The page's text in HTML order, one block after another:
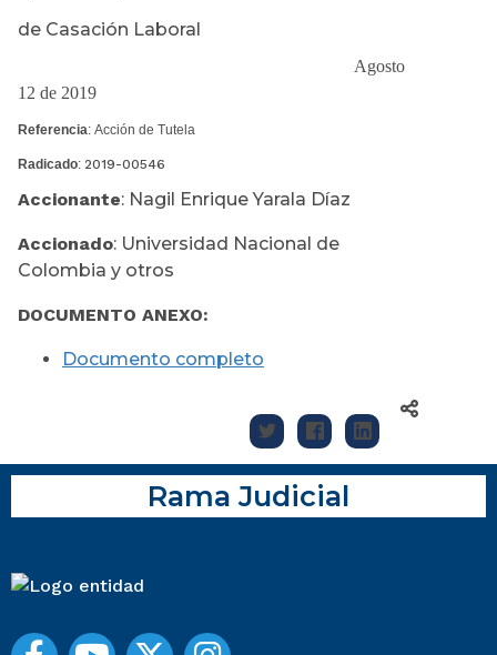
de Casación Laboral
Agosto
12 de 2019
Referencia: Acción de Tutela
Radicado: 2019-00546
Accionante: Nagil Enrique Yarala Díaz
Accionado: Universidad Nacional de
Colombia y otros
DOCUMENTO ANEXO:
Documento completo
Rama Judicial